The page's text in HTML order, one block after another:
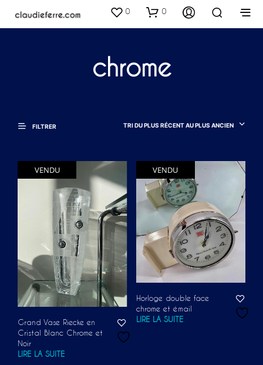
0 0
chrome
FILTRER TRI DU PLUS RÉCENT AU PLUS ANCIEN
VENDU
Grand Vase Riecke en
Cristal Blanc Chrome et
Noir
LIRE LA SUITE
VENDU
Horloge double face
chrome et émail
LIRE LA SUITE